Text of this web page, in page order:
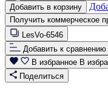
Добавить в корзину
Получить коммерческое
LesVo-6546
Добавить к сравнению
В избранное В
Поделиться